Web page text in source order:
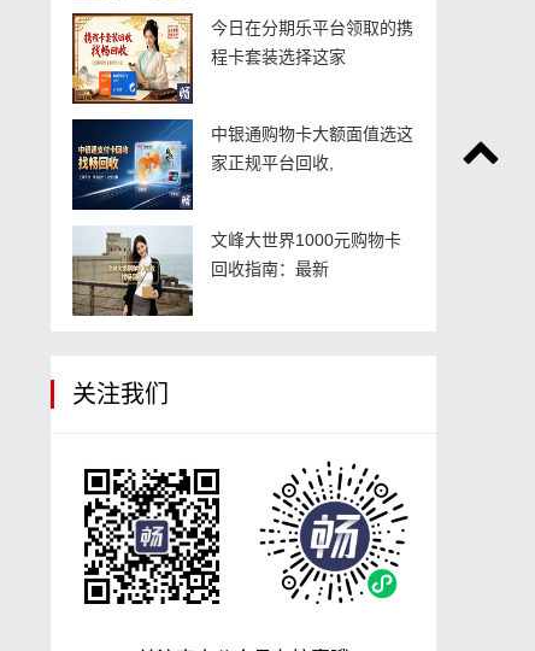
今日在分期乐平台领取的携
程卡套装选择这家
中银通购物卡大额面值选这
家正规平台回收,
文峰大世界1000元购物卡
回收指南：最新
关注我们